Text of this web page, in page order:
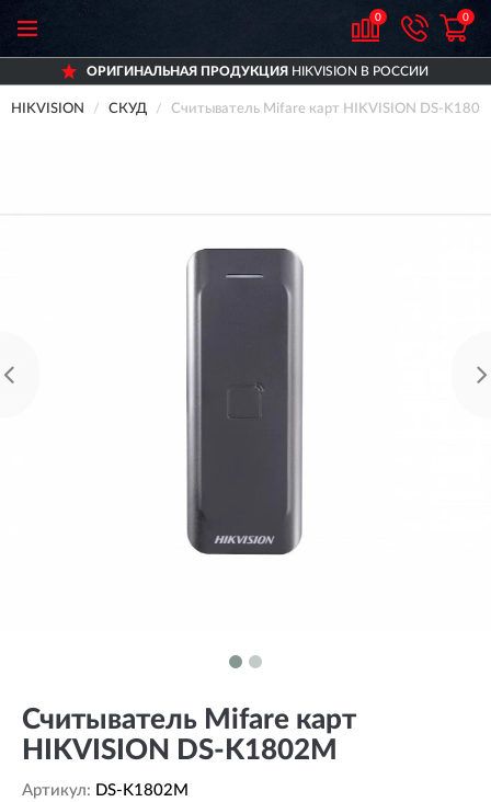
0 0
ОРИГИНАЛЬНАЯ ПРОДУКЦИЯ HIKVISION В РОССИИ
HIKVISION СКУД Считыватель Mifare карт HIKVISION DS-
Считыватель Mifare карт
HIKVISION DS-K1802M
Артикул: DS-K1802M